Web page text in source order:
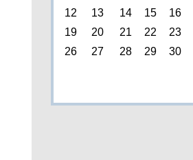
12
13 14 15 16
19
20 21 22 23
26
27 28 29 30